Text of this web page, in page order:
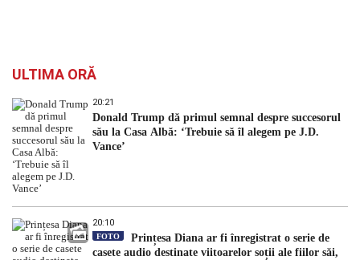
ULTIMA ORĂ
20:21
Donald Trump dă primul semnal despre succesorul
său la Casa Albă: ‘Trebuie să îl alegem pe J.D.
Vance’
20:10
FOTO
Prințesa Diana ar fi înregistrat o serie de
casete audio destinate viitoarelor soții ale fiilor săi,